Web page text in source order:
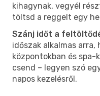
kihagynak, vegyél
töltsd a reggelt egy
Szánj időt a
időszak alkalmas
központokban és spa-
csend – legyen szó
napos kezelésről.